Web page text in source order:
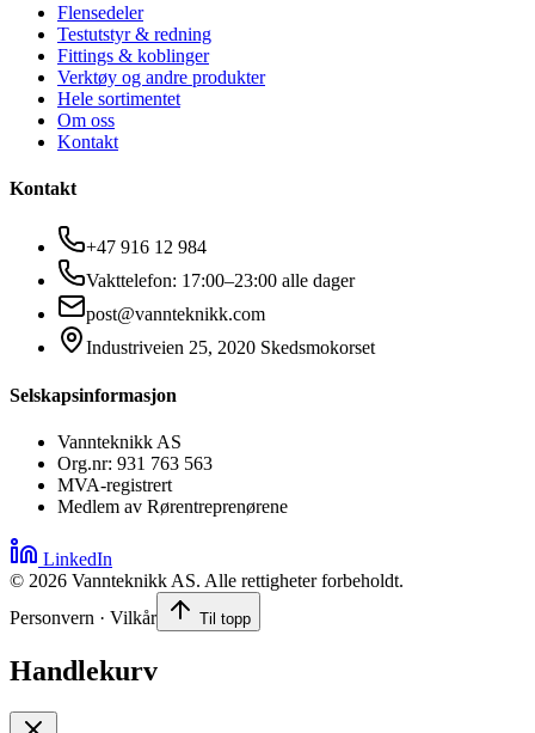
Flensedeler
Testutstyr & redning
Fittings & koblinger
Verktøy og andre produkter
Hele sortimentet
Om oss
Kontakt
Kontakt
+47 916 12 984
Vakttelefon: 17:00–23:00 alle dager
post@vannteknikk.com
Industriveien 25, 2020 Skedsmokorset
Selskapsinformasjon
Vannteknikk AS
Org.nr: 931 763 563
MVA-registrert
Medlem av Rørentreprenørene
LinkedIn
© 2026 Vannteknikk AS. Alle rettigheter forbeholdt.
Personvern · Vilkår
Til topp
Handlekurv